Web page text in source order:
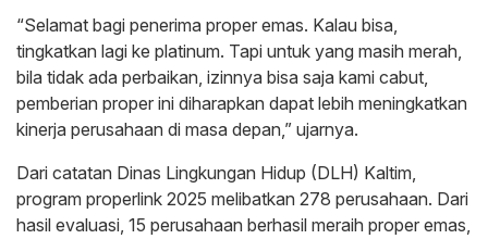
“Selamat bagi penerima proper emas. Kalau bisa,
tingkatkan lagi ke platinum. Tapi untuk yang masih merah,
bila tidak ada perbaikan, izinnya bisa saja kami cabut,
pemberian proper ini diharapkan dapat lebih meningkatkan
kinerja perusahaan di masa depan,” ujarnya.
Dari catatan Dinas Lingkungan Hidup (DLH) Kaltim,
program properlink 2025 melibatkan 278 perusahaan. Dari
hasil evaluasi, 15 perusahaan berhasil meraih proper emas,